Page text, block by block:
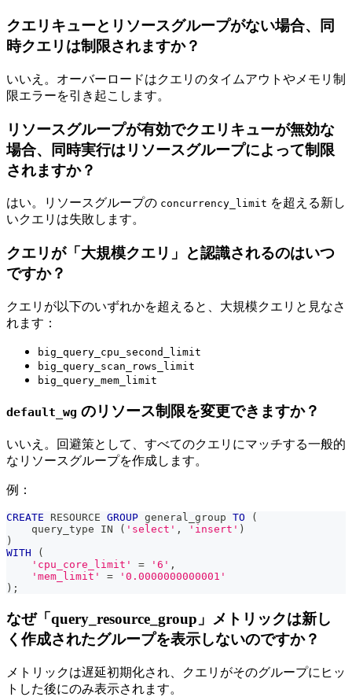
クエリキューとリソースグループがない場合、同
時クエリは制限されますか？
いいえ。オーバーロードはクエリのタイムアウトやメモリ制
限エラーを引き起こします。
リソースグループが有効でクエリキューが無効な
場合、同時実行はリソースグループによって制限
されますか？
はい。リソースグループの concurrency_limit を超える新し
いクエリは失敗します。
クエリが「大規模クエリ」と認識されるのはいつ
ですか？
クエリが以下のいずれかを超えると、大規模クエリと見なさ
れます：
big_query_cpu_second_limit
big_query_scan_rows_limit
big_query_mem_limit
default_wg のリソース制限を変更できますか？
いいえ。回避策として、すべてのクエリにマッチする一般的
なリソースグループを作成します。
例：
CREATE RESOURCE GROUP general_group TO
(
    query_type
IN ( 'select' , 'insert' )
)
WITH
(
'cpu_core_limit'
= '6' ,
'mem_limit'
=
'0.0000000000001'
) ;
なぜ「query_resource_group」メトリックは新し
く作成されたグループを表示しないのですか？
メトリックは遅延初期化され、クエリがそのグループにヒッ
トした後にのみ表示されます。